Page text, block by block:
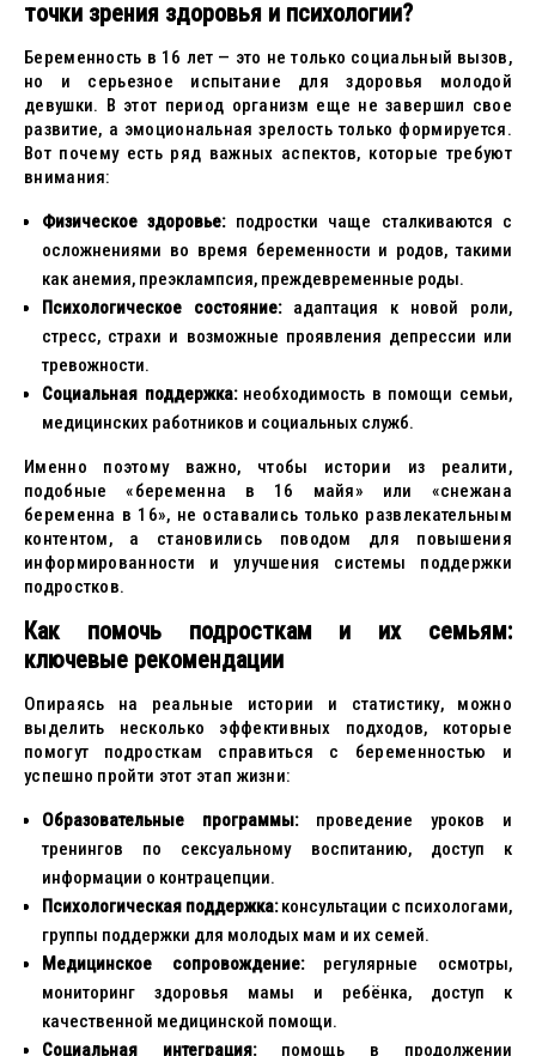
точки зрения здоровья и психологии?
Беременность в 16 лет — это не только социальный вызов,
но и серьезное испытание для здоровья молодой
девушки. В этот период организм еще не завершил свое
развитие, а эмоциональная зрелость только формируется.
Вот почему есть ряд важных аспектов, которые требуют
внимания:
Физическое здоровье:подростки чаще сталкиваются с
осложнениями во время беременности и родов, такими
как анемия, преэклампсия, преждевременные роды.
Психологическое состояние:адаптация к новой роли,
стресс, страхи и возможные проявления депрессии или
тревожности.
Социальная поддержка:необходимость в помощи семьи,
медицинских работников и социальных служб.
Именно поэтому важно, чтобы истории из реалити,
подобные «беременна в 16 майя» или «снежана
беременна в 16», не оставались только развлекательным
контентом, а становились поводом для повышения
информированности и улучшения системы поддержки
подростков.
Как помочь подросткам и их семьям:
ключевые рекомендации
Опираясь на реальные истории и статистику, можно
выделить несколько эффективных подходов, которые
помогут подросткам справиться с беременностью и
успешно пройти этот этап жизни:
Образовательные программы:проведение уроков и
тренингов по сексуальному воспитанию, доступ к
информации о контрацепции.
Психологическая поддержка:консультации с психологами,
группы поддержки для молодых мам и их семей.
Медицинское сопровождение:регулярные осмотры,
мониторинг здоровья мамы и ребёнка, доступ к
качественной медицинской помощи.
Социальная интеграция:помощь в продолжении